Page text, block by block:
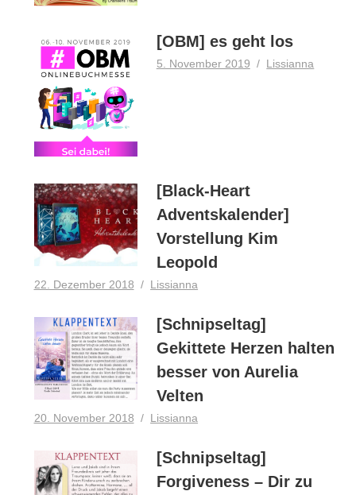
[OBM] es geht los
5. November 2019 Lissianna
[Black-Heart
Adventskalender]
Vorstellung Kim
Leopold
22. Dezember 2018 Lissianna
[Schnipseltag]
Gekittete Herzen halten
besser von Aurelia
Velten
20. November 2018 Lissianna
[Schnipseltag]
Forgiveness – Dir zu